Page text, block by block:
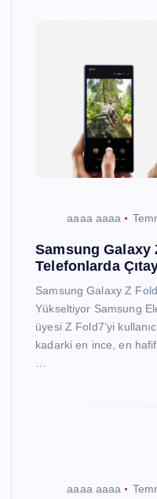
aaaa aaaa
Samsung Galaxy
Telefonlarda
Samsung Galaxy Z
Yükseltiyor Samsung
üyesi Z Fold7’yi
kadarki en ince, en
aaaa aaaa